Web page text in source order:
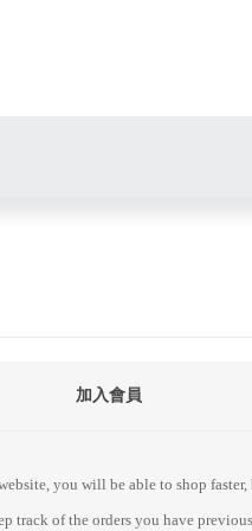
加入會員
you will be able to shop faster,
track of the orders you have